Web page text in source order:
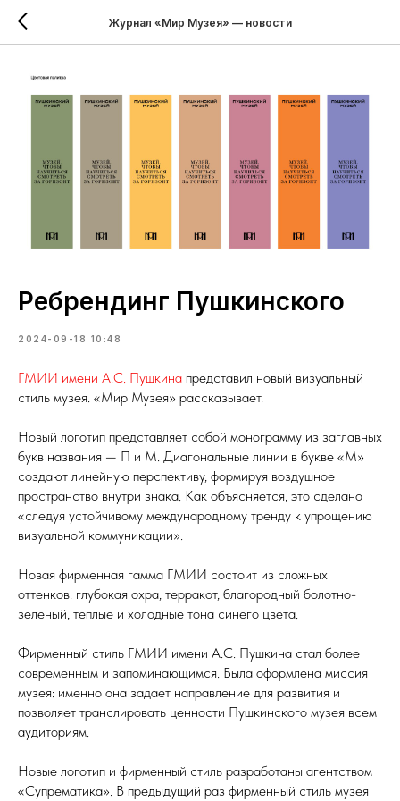
Журнал «Мир Музея» — новости
Ребрендинг Пушкинского
2024-09-18 10:48
ГМИИ имени А.С. Пушкина представил новый визуальный
стиль музея. «Мир Музея» рассказывает.
Новый логотип представляет собой монограмму из заглавных
букв названия — П и М. Диагональные линии в букве «М»
создают линейную перспективу, формируя воздушное
пространство внутри знака. Как объясняется, это сделано
«следуя устойчивому международному тренду к упрощению
визуальной коммуникации».
Новая фирменная гамма ГМИИ состоит из сложных
оттенков: глубокая охра, терракот, благородный болотно-
зеленый, теплые и холодные тона синего цвета.
Фирменный стиль ГМИИ имени А.С. Пушкина стал более
современным и запоминающимся. Была оформлена миссия
музея: именно она задает направление для развития и
позволяет транслировать ценности Пушкинского музея всем
аудиториям.
Новые логотип и фирменный стиль разработаны агентством
«Супрематика». В предыдущий раз фирменный стиль музея